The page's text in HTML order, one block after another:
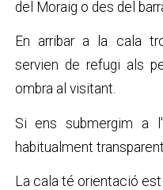
del Moraig o des del
En arribar a la cala
servien de refugi als
ombra al visitant.
Si ens submergim a
habitualment
La cala té orientació